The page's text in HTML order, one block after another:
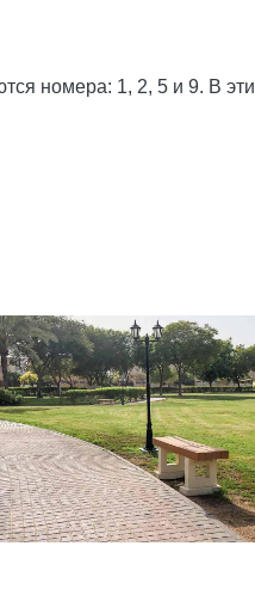
номера: 1, 2, 5 и 9. В